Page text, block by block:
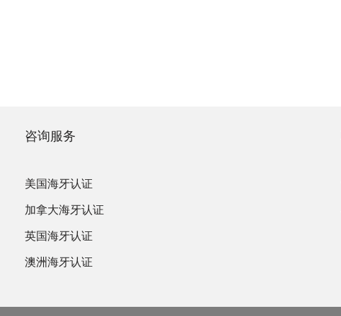
咨询服务
美国海牙认证
加拿大海牙认证
英国海牙认证
澳洲海牙认证